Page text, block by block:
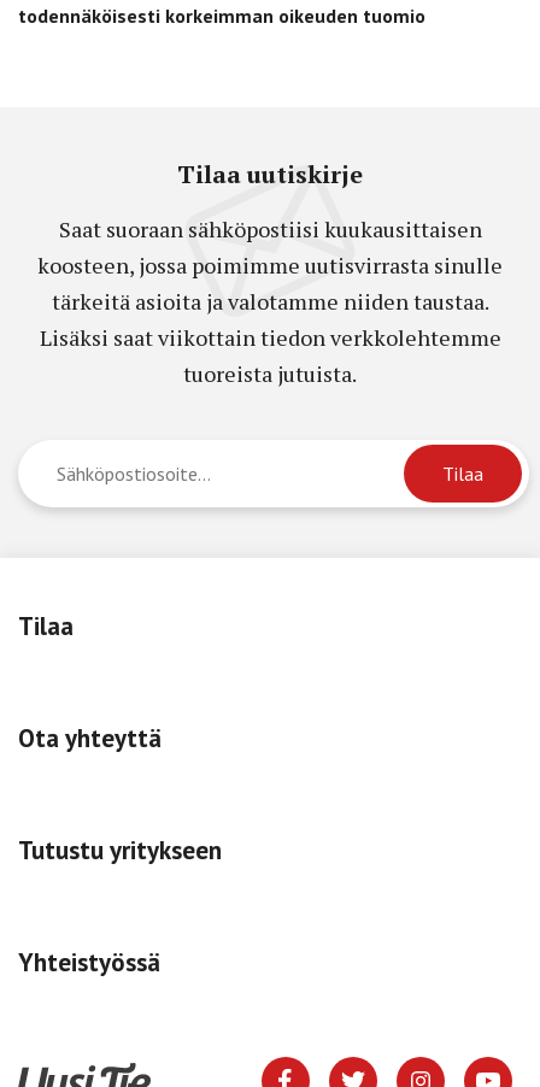
todennäköisesti korkeimman oikeuden tuomio
Tilaa uutiskirje
Saat suoraan sähköpostiisi kuukausittaisen
koosteen, jossa poimimme uutisvirrasta sinulle
tärkeitä asioita ja valotamme niiden taustaa.
Lisäksi saat viikottain tiedon verkkolehtemme
tuoreista jutuista.
Tilaa
Ota yhteyttä
Tutustu yritykseen
Yhteistyössä